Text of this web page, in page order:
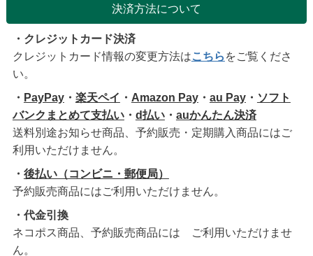
決済方法について
・クレジットカード決済
クレジットカード情報の変更方法はこちら をご覧くださ
い。
・ PayPay・ 楽天ペイ ・ Amazon Pay・ au Pay・ ソフト
バンクまとめて支払い・ d払い・ auかんたん決済
送料別途お知らせ商品、予約販売・定期購入商品にはご
利用いただけません。
・ 後払い（コンビニ・郵便局）
予約販売商品にはご利用いただけません。
・代金引換
ネコポス商品、予約販売商品には ご利用いただけませ
ん。